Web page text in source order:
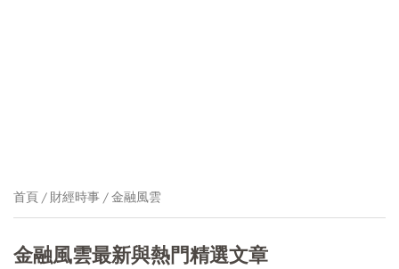
首頁 財經時事 金融風雲
金融風雲最新與熱門精選文章